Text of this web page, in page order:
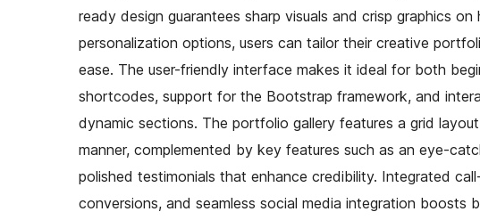
ready design guarantees sharp visuals and crisp graphics
personalization options, users can tailor their creative
ease. The user-friendly interface makes it ideal for both
shortcodes, support for the Bootstrap framework, and
dynamic sections. The portfolio gallery features a grid
manner, complemented by key features such as an eye-
polished testimonials that enhance credibility. Integrated
conversions, and seamless social media integration boosts